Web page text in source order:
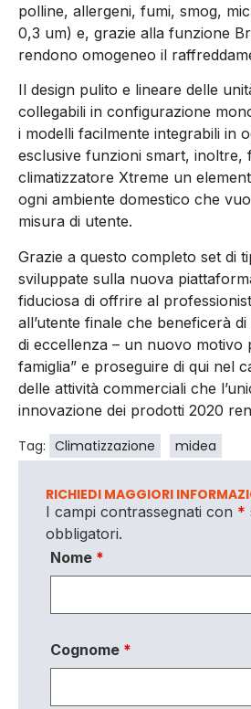
polline, allergeni, fumi, smog,
0,3 um) e, grazie alla funzione
rendono omogeneo il
Il design pulito e lineare delle
collegabili in configurazione
i modelli facilmente integrabili in
esclusive funzioni smart, inoltre,
climatizzatore Xtreme un
ogni ambiente domestico che
misura di utente.
Grazie a questo completo set di
sviluppate sulla nuova
fiduciosa di offrire al
all’utente finale che beneficerà
di eccellenza – un nuovo motivo
famiglia” e proseguire di qui nel
delle attività commerciali che
innovazione dei prodotti 2020
Tag: Climatizzazione midea
RICHIEDI MAGGIORI
I campi contrassegnati con *
obbligatori.
Nome *
Cognome *